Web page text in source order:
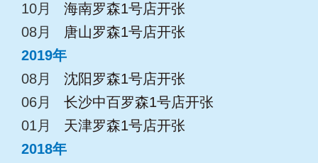
10月
海南罗森1号店开张
08月
唐山罗森1号店开张
2019年
08月
沈阳罗森1号店开张
06月
长沙中百罗森1号店开张
01月
天津罗森1号店开张
2018年